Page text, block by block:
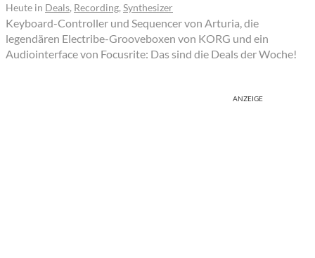
Heute in Deals, Recording, Synthesizer
Keyboard-Controller und Sequencer von Arturia, die
legendären Electribe-Grooveboxen von KORG und ein
Audiointerface von Focusrite: Das sind die Deals der Woche!
ANZEIGE